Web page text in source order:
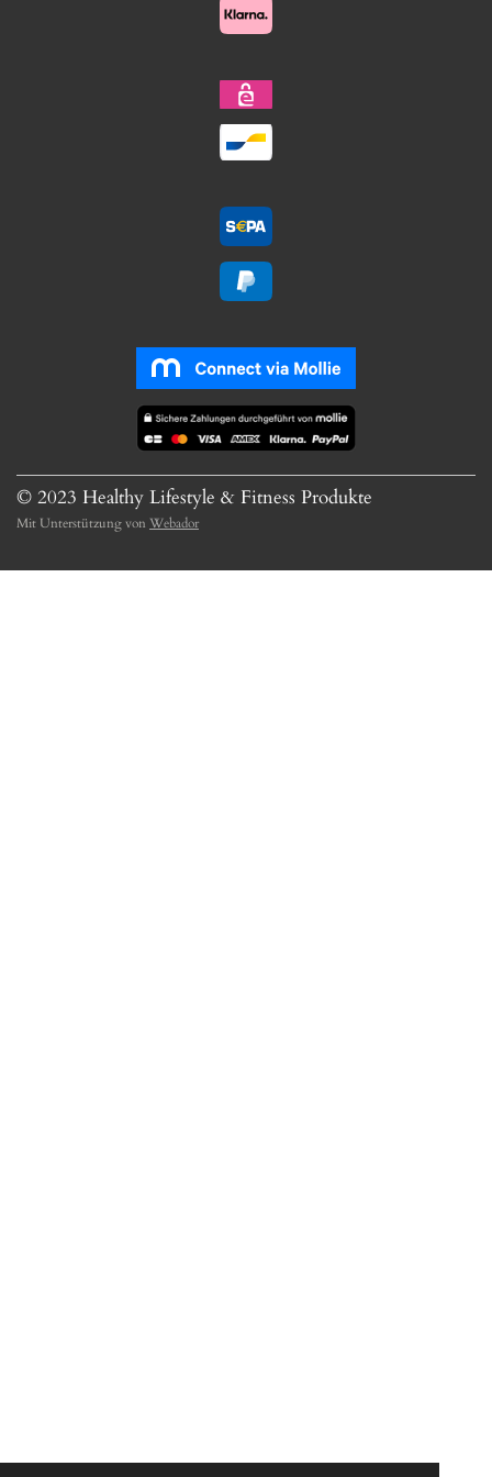
© 2023 Healthy Lifestyle & Fitness Produkte
Mit Unterstützung von Webador